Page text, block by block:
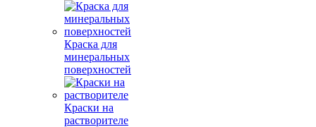
Краска для
минеральных
поверхностей
Краски на
растворителе